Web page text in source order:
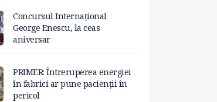
Concursul Internațional
George Enescu, la ceas
aniversar
PRIMER: Întreruperea energiei
în fabrici ar pune pacienții în
pericol